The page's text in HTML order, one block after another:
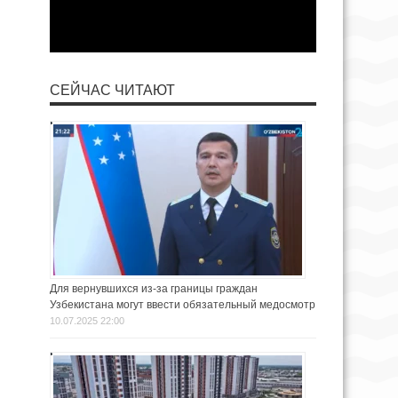
СЕЙЧАС ЧИТАЮТ
Для вернувшихся из-за границы граждан
Узбекистана могут ввести обязательный медосмотр
10.07.2025 22:00